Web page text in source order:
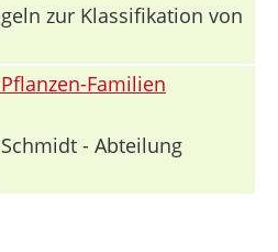
zur Klassifikation von
Familien
- Abteilung